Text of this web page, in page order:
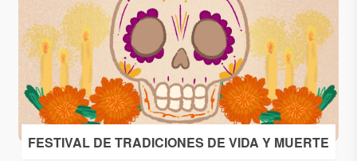
FESTIVAL DE TRADICIONES DE VIDA Y MUERTE
País
Acepto
recibir